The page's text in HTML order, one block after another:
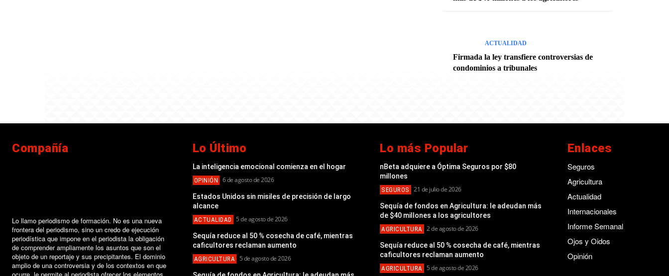
ACTUALIDAD
Firmada la ley transfiere controversias de
condominios a tribunales
Compañía
Lo llamo periodismo de formación. No es una nueva
frontera del periodismo, sino un credo de ejecución
periodística que impone en el periodista la obligación
de comprender ampliamente los asuntos que son el
objeto de un reportaje y sus precipitantes. El dominio
amplio de una controversia y de los contextos en que
ocurre, le permite al periodista ofrecer los elementos
Lo Último
La inteligencia emocional comienza en el hogar
OPINIÓN 6 de agosto de 2026
Estados Unidos sin misiles de precisión de largo
alcance
ACTUALIDAD 5 de agosto de 2026
Sequía reduce al 50 % cosecha de café, mientras
caficultores reclaman aumento
AGRICULTURA 5 de agosto de 2026
Lo más Popular
nBeta adquiere a Óptima Seguros por $80
millones
SEGUROS 21 de julio de 2026
Sequía de fondos en Agricultura: le adeudan más
de $40 millones a los agricultores
AGRICULTURA 2 de agosto de 2026
Sequía reduce al 50 % cosecha de café, mientras
caficultores reclaman aumento
AGRICULTURA 5 de agosto de 2026
Enlaces
Seguros
Agricultura
Actualidad
Internacionales
Informe Semanal
Ojos y Oidos
Opinión